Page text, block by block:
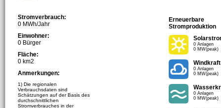
Stromverbrauch:
0 MWh/Jahr
Einwohner:
0 Bürger
Fläche:
0 km2
Anmerkungen:
1) Die regionalen
Verbrauchsdaten sind
Schätzungen auf der Basis des
durchschnittlichen
Stromverbrauches in der
Erneuerbare
Stromproduktion
0 Anlagen
0 MW(peak)
Windkraft
0 Anlagen
0 MW(peak)
0 Anlagen
0 MW(peak)